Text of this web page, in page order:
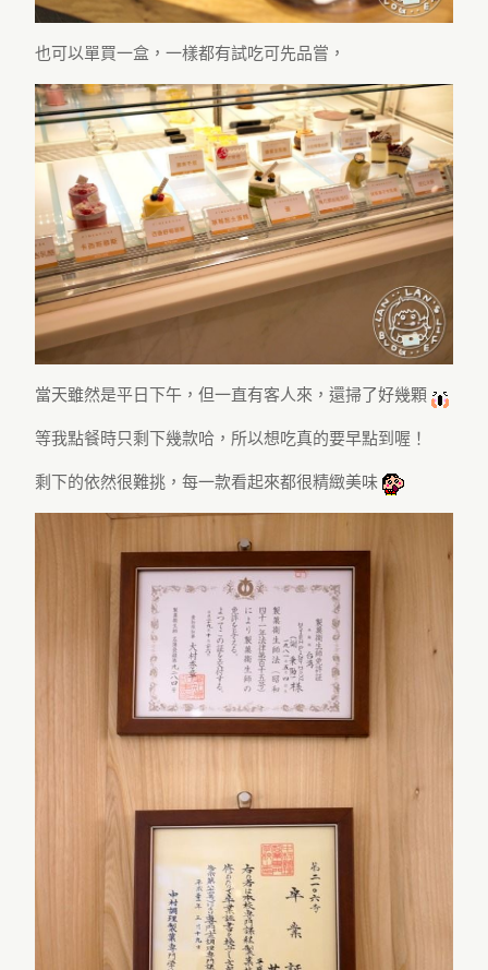
也可以單買一盒，一樣都有試吃可先品嘗，
當天雖然是平日下午，但一直有客人來，還掃了好幾顆
等我點餐時只剩下幾款哈，所以想吃真的要早點到喔！
剩下的依然很難挑，每一款看起來都很精緻美味